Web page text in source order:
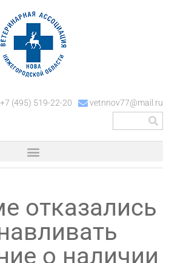
(495) 519-22-20 vetnnov77@mail.ru
отказались
о наличии